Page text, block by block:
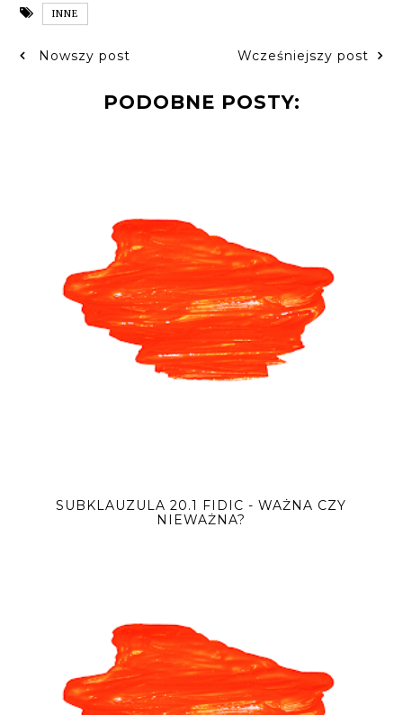
INNE
Nowszy post Wcześniejszy post
PODOBNE POSTY:
SUBKLAUZULA 20.1 FIDIC - WAŻNA CZY
NIEWAŻNA?